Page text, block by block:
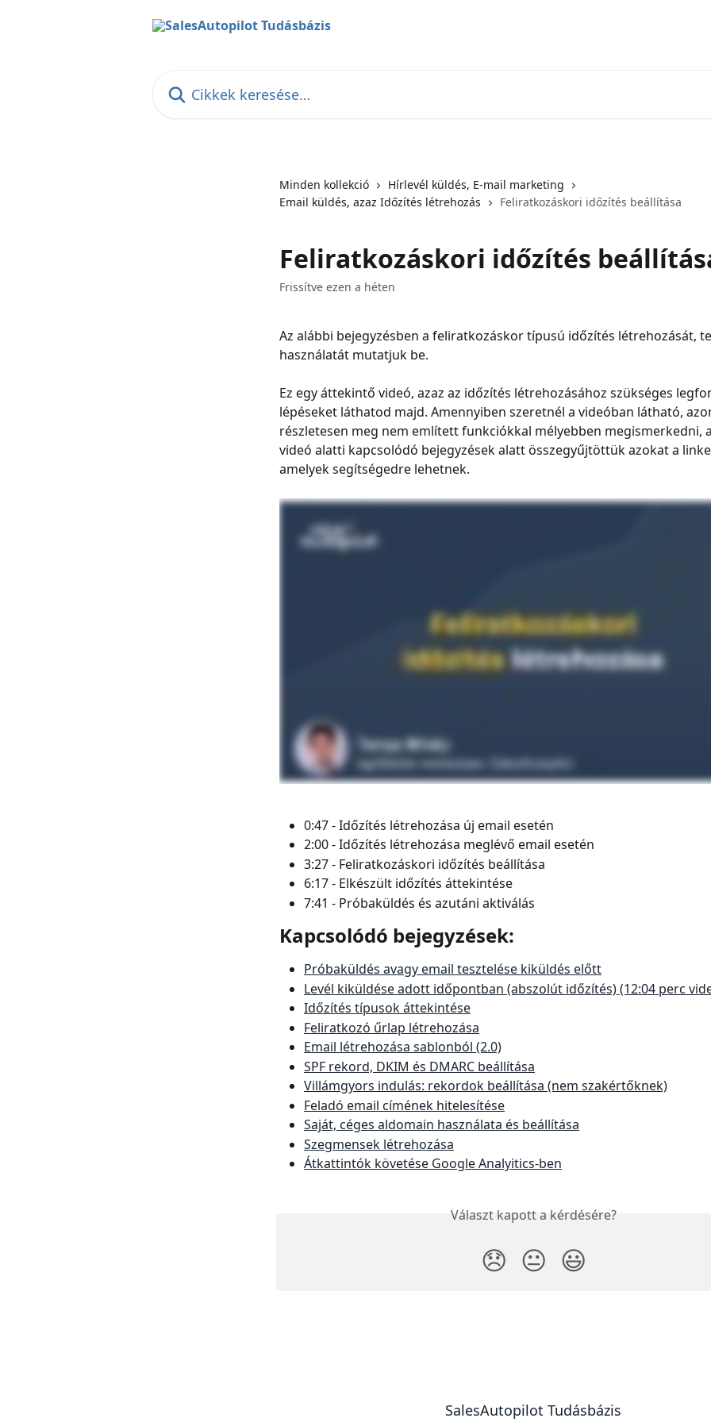
Minden kollekció
Hírlevél küldés, E-mail marketing
Email küldés, azaz Időzítés létrehozás
Feliratkozáskori időzítés beállítása
Feliratkozáskori időzítés
Frissítve ezen a héten
Az alábbi bejegyzésben a feliratkozáskor típusú időzítés létrehozását,
használatát mutatjuk be.
Ez egy áttekintő videó, azaz az időzítés létrehozásához szükséges
lépéseket láthatod majd. Amennyiben szeretnél a videóban látható,
részletesen meg nem említett funkciókkal mélyebben megismerkedni,
videó alatti kapcsolódó bejegyzések alatt összegyűjtöttük azokat a
amelyek segítségedre lehetnek.
0:47 - Időzítés létrehozása új email esetén
2:00 - Időzítés létrehozása meglévő email esetén
3:27 - Feliratkozáskori időzítés beállítása
6:17 - Elkészült időzítés áttekintése
7:41 - Próbaküldés és azutáni aktiválás
Kapcsolódó bejegyzések:
Próbaküldés avagy email tesztelése kiküldés előtt
Levél kiküldése adott időpontban (abszolút időzítés) (12:04 perc
Időzítés típusok áttekintése
Feliratkozó űrlap létrehozása
Email létrehozása sablonból (2.0)
SPF rekord, DKIM és DMARC beállítása
Villámgyors indulás: rekordok beállítása (nem szakértőknek)
Feladó email címének hitelesítése
Saját, céges aldomain használata és beállítása
Szegmensek létrehozása
Átkattintók követése Google Analyitics-ben
Választ kapott a kérdésére?
😞 😐 😃
SalesAutopilot Tudásbázis